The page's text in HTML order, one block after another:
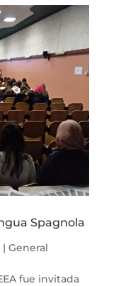
Spagnola
| General
fue invitada